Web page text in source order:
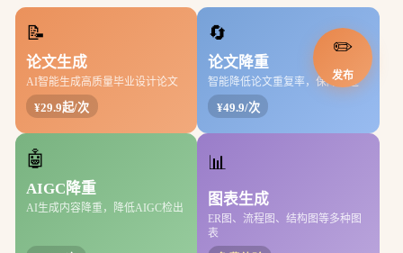
📝
论文生成
AI智能生成高质量毕业设计论文
¥29.9起/次
🔄
论文降重
智能降低论文重复率，保障通过
¥49.9/次
🤖
AIGC降重
AI生成内容降重，降低AIGC检出
📊
图表生成
ER图、流程图、结构图等多种图
表
✏️
发布